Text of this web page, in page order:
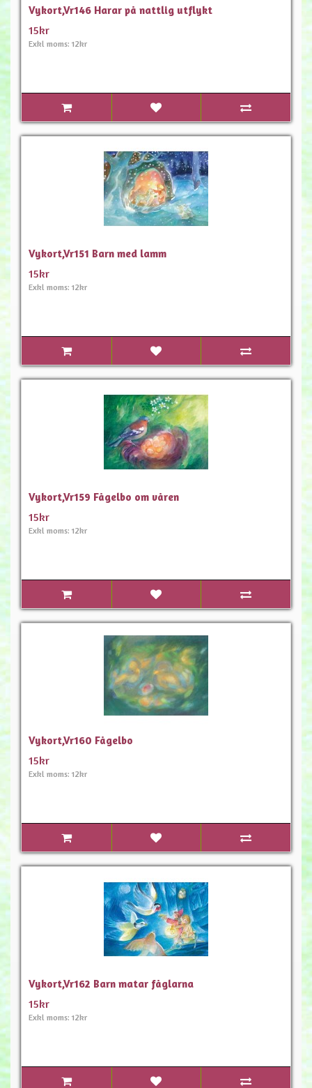
Vykort,Vr146 Harar på nattlig utflykt
15kr
Exkl moms: 12kr
Vykort,Vr151 Barn med lamm
15kr
Exkl moms: 12kr
Vykort,Vr159 Fågelbo om våren
15kr
Exkl moms: 12kr
Vykort,Vr160 Fågelbo
15kr
Exkl moms: 12kr
Vykort,Vr162 Barn matar fåglarna
15kr
Exkl moms: 12kr